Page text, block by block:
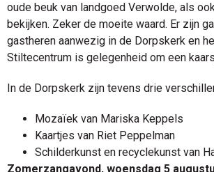
oude beuk van landgoed Verwolde, als
bekijken. Zeker de moeite waard. Er zijn
gastheren aanwezig in de Dorpskerk en
Stiltecentrum is gelegenheid om een
In de Dorpskerk zijn tevens drie
Mozaïek van Mariska Keppels
Kaartjes van Riet Peppelman
Schilderkunst en recyclekunst van
Zomerzangavond, woensdag 5